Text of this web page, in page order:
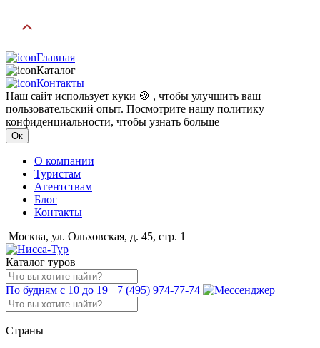
Главная
Каталог
Контакты
Наш сайт использует куки 🍪 , чтобы улучшить ваш
пользовательский опыт. Посмотрите нашу политику
конфиденциальности, чтобы узнать больше
Ок
О компании
Туристам
Агентствам
Блог
Контакты
Москва, ул. Ольховская, д. 45, стр. 1
Каталог туров
По будням с 10 до 19 +7 (495) 974-77-74
Страны